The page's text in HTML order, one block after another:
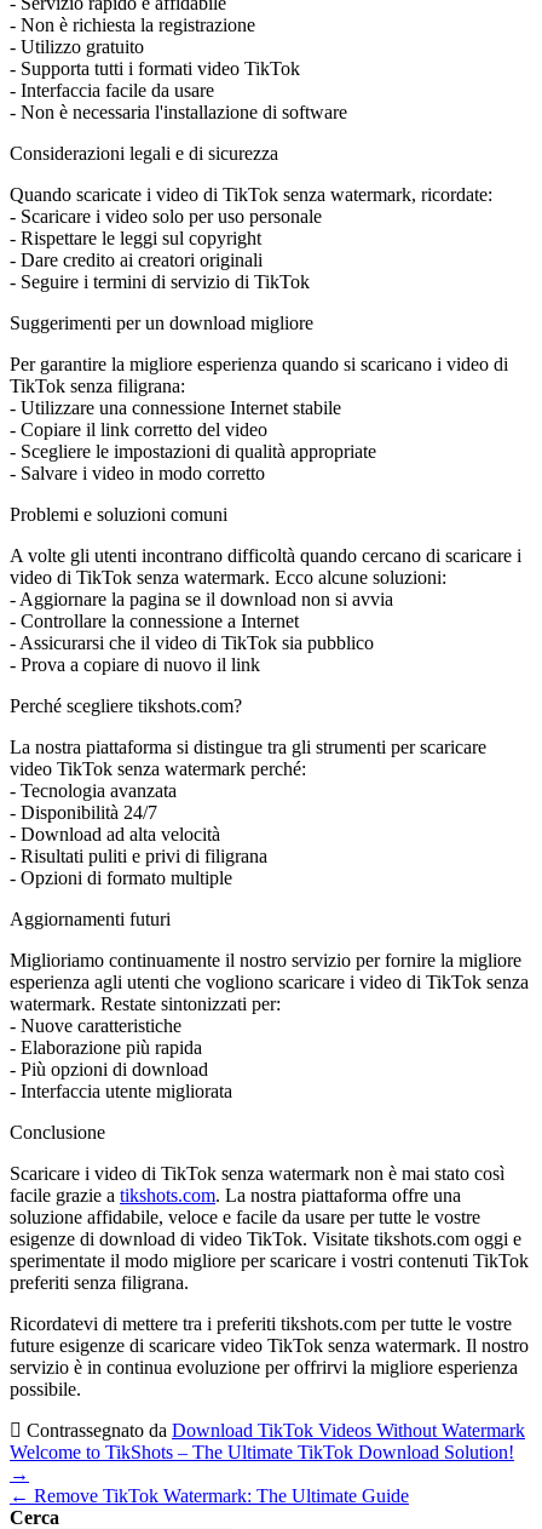
- Non è richiesta la registrazione
- Utilizzo gratuito
- Supporta tutti i formati video TikTok
- Interfaccia facile da usare
- Non è necessaria l'installazione di software
Considerazioni legali e di sicurezza
Quando scaricate i video di TikTok senza watermark, ricordate:
- Scaricare i video solo per uso personale
- Rispettare le leggi sul copyright
- Dare credito ai creatori originali
- Seguire i termini di servizio di TikTok
Suggerimenti per un download migliore
Per garantire la migliore esperienza quando si scaricano i video di
TikTok senza filigrana:
- Utilizzare una connessione Internet stabile
- Copiare il link corretto del video
- Scegliere le impostazioni di qualità appropriate
- Salvare i video in modo corretto
Problemi e soluzioni comuni
A volte gli utenti incontrano difficoltà quando cercano di scaricare i
video di TikTok senza watermark. Ecco alcune soluzioni:
- Aggiornare la pagina se il download non si avvia
- Controllare la connessione a Internet
- Assicurarsi che il video di TikTok sia pubblico
- Prova a copiare di nuovo il link
Perché scegliere tikshots.com?
La nostra piattaforma si distingue tra gli strumenti per scaricare
video TikTok senza watermark perché:
- Tecnologia avanzata
- Disponibilità 24/7
- Download ad alta velocità
- Risultati puliti e privi di filigrana
- Opzioni di formato multiple
Aggiornamenti futuri
Miglioriamo continuamente il nostro servizio per fornire la migliore
esperienza agli utenti che vogliono scaricare i video di TikTok senza
watermark. Restate sintonizzati per:
- Nuove caratteristiche
- Elaborazione più rapida
- Più opzioni di download
- Interfaccia utente migliorata
Conclusione
Scaricare i video di TikTok senza watermark non è mai stato così
facile grazie a tikshots.com. La nostra piattaforma offre una
soluzione affidabile, veloce e facile da usare per tutte le vostre
esigenze di download di video TikTok. Visitate tikshots.com oggi e
sperimentate il modo migliore per scaricare i vostri contenuti TikTok
preferiti senza filigrana.
Ricordatevi di mettere tra i preferiti tikshots.com per tutte le vostre
future esigenze di scaricare video TikTok senza watermark. Il nostro
servizio è in continua evoluzione per offrirvi la migliore esperienza
possibile.
Contrassegnato da Download TikTok Videos Without Watermark
Navigazione
articoli
Welcome to TikShots – The Ultimate TikTok Download Solution!
→
← Remove TikTok Watermark: The Ultimate Guide
Cerca